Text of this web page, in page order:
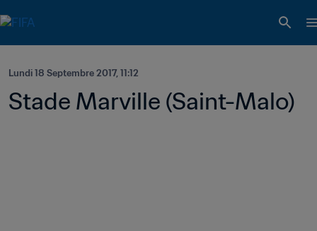
Lundi 18 Septembre 2017, 11:12
Stade Marville (Saint-Malo)